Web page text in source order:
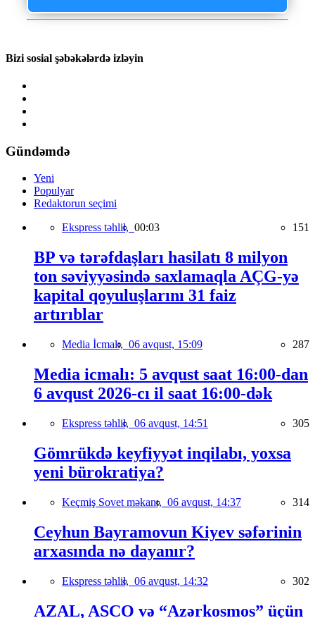
Bizi sosial şəbəkələrdə izləyin
Gündəmdə
Yeni
Populyar
Redaktorun seçimi
Ekspress təhlil, 00:03 151
BP və tərəfdaşları hasilatı 8 milyon
ton səviyyəsində saxlamaqla AÇG-yə
kapital qoyuluşlarını 31 faiz
artırıblar
Media İcmalı, 06 avqust, 15:09 287
Media icmalı: 5 avqust saat 16:00-dan
6 avqust 2026-cı il saat 16:00-dək
Ekspress təhlil, 06 avqust, 14:51 305
Gömrükdə keyfiyyət inqilabı, yoxsa
yeni bürokratiya?
Keçmiş Sovet məkanı, 06 avqust, 14:37 314
Ceyhun Bayramovun Kiyev səfərinin
arxasında nə dayanır?
Ekspress təhlil, 06 avqust, 14:32 302
AZAL, ASCO və “Azərkosmos” üçün